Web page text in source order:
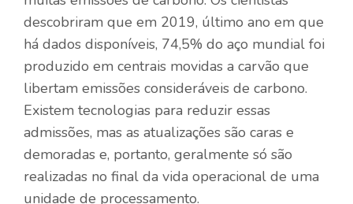
descobriram que em 2019, último ano em que
há dados disponíveis, 74,5% do aço mundial foi
produzido em centrais movidas a carvão que
libertam emissões consideráveis ​​de carbono.
Existem tecnologias para reduzir essas
admissões, mas as atualizações são caras e
demoradas e, portanto, geralmente só são
realizadas no final da vida operacional de uma
unidade de processamento.